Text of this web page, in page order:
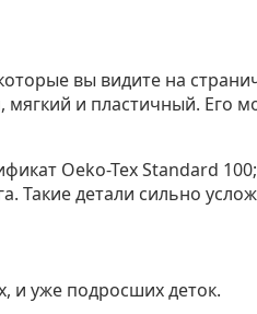
вы видите на
и пластичный. Его
Oeko-Tex Standard 100;
Такие детали сильно
и уже подросших деток.